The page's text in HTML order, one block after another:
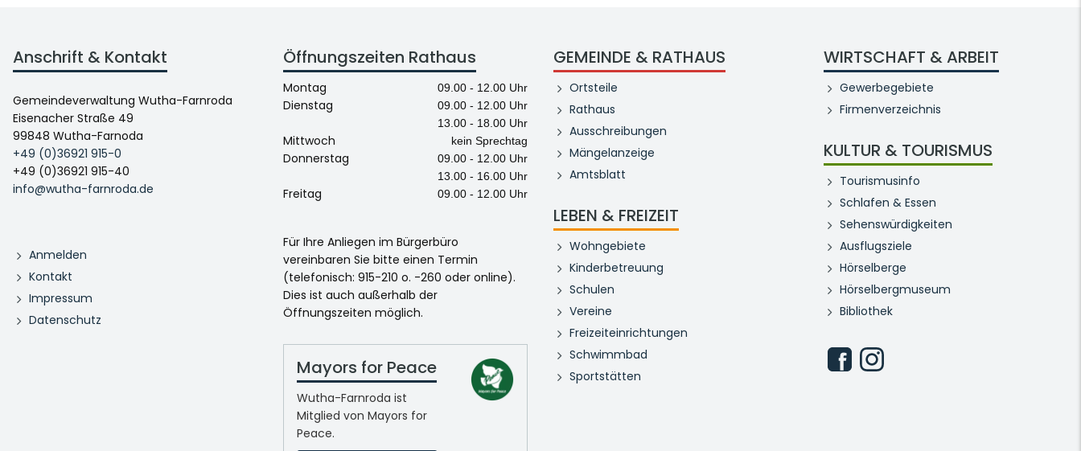
Anschrift & Kontakt
Gemeindeverwaltung Wutha-Farnroda
Eisenacher Straße 49
99848 Wutha-Farnoda
+49 (0)36921 915-0
+49 (0)36921 915-40
info@wutha-farnroda.de
Anmelden
Kontakt
Impressum
Datenschutz
Öffnungszeiten Rathaus
Montag 09.00 - 12.00 Uhr
Dienstag
09.00 - 12.00 Uhr
13.00 - 18.00 Uhr
Mittwoch kein Sprechtag
Donnerstag
09.00 - 12.00 Uhr
13.00 - 16.00 Uhr
Freitag 09.00 - 12.00 Uhr
Für Ihre Anliegen im Bürgerbüro
vereinbaren Sie bitte einen Termin
(telefonisch: 915-210 o. -260 oder online).
Dies ist auch außerhalb der
Öffnungszeiten möglich.
Mayors for Peace
Wutha-Farnroda ist
Mitglied von Mayors for
Peace.
GEMEINDE & RATHAUS
Ortsteile
Rathaus
Ausschreibungen
Mängelanzeige
Amtsblatt
LEBEN & FREIZEIT
Wohngebiete
Kinderbetreuung
Schulen
Vereine
Freizeiteinrichtungen
Schwimmbad
Sportstätten
WIRTSCHAFT & ARBEIT
Gewerbegebiete
Firmenverzeichnis
KULTUR & TOURISMUS
Tourismusinfo
Schlafen & Essen
Sehenswürdigkeiten
Ausflugsziele
Hörselberge
Hörselbergmuseum
Bibliothek